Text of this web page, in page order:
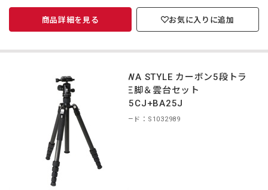
商品詳細を見る お気に入りに追加
TOKIWA STYLE カーボン5段トラ
ベル三脚＆雲台セット
TA225CJ+BA25J
商品コード：S1032989